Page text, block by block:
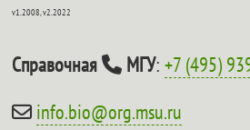
v1.2008, v2.2022
Справочная МГУ:+7 (495)
info.bio@org.msu.ru